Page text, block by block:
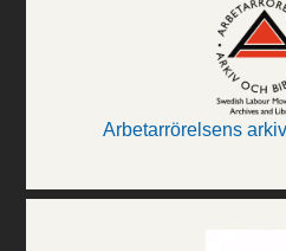
Arbetarrörelsens